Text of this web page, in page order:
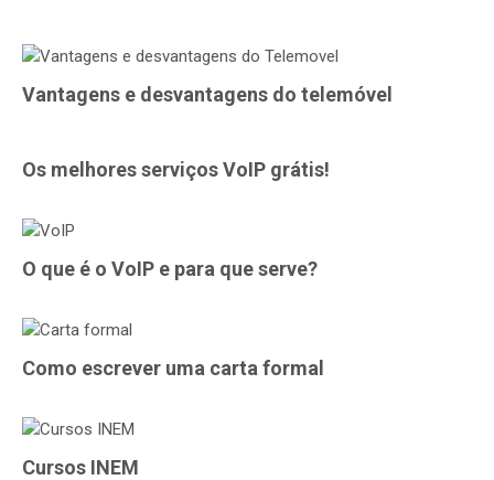
Vantagens e desvantagens do telemóvel
Os melhores serviços VoIP grátis!
O que é o VoIP e para que serve?
Como escrever uma carta formal
Cursos INEM